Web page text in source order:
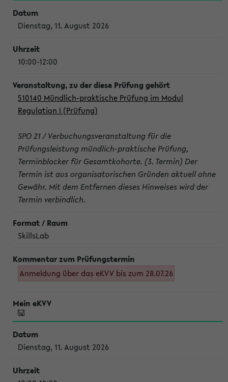
Dienstag, 11. August 2026
10:00-12:00
510140 Mündlich-praktische Prüfung im Modul
Regulation I (Prüfung)
SPO 21 / Verbuchungsveranstaltung für die
Prüfungsleistung mündlich-praktische Prüfung,
Terminblocker für Gesamtkohorte. (3. Termin) Der
Termin ist aus organisatorischen Gründen aktuell ohne
Gewähr. Mit dem Entfernen dieses Hinweises wird der
Termin verbindlich.
SkillsLab
Anmeldung über das eKVV bis zum 28.07.26
Dienstag, 11. August 2026